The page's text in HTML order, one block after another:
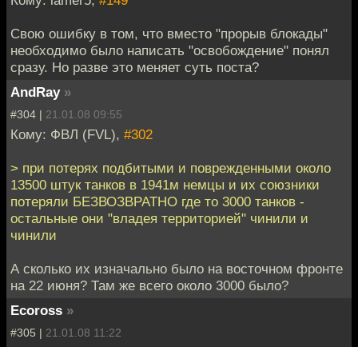
Cвою ошибку в том, что вместо "прорыв блокады"
необходимо было написать "освобождение" понял
сразу. Но разве это меняет суть поста?
AndRay »
#304 | 21.01.08 09:55
Кому: ФВЛ (FVL), #302
> при потерях подбитыми и поврежденными около
13500 штук танков в 1941м немцы и их союзники
потеряли БЕЗВОЗВРАТНО где то 3000 танков -
остальные они "владея территорией" чинили и
чинили
А сколько их изначально было на восточном фронте
на 22 июня? Там же всего около 3000 было?
Ecoross »
#305 | 21.01.08 11:22